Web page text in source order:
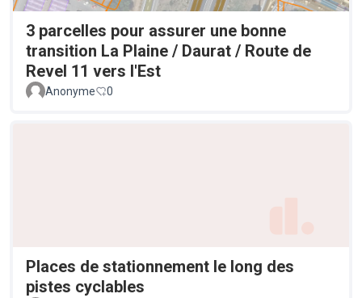
3 parcelles pour assurer une bonne
transition La Plaine / Daurat / Route de
Revel 11 vers l'Est
Anonyme 0
Places de stationnement le long des
pistes cyclables